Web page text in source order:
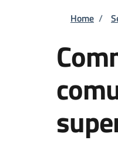
Home /